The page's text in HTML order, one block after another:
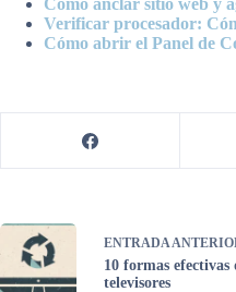
Cómo anclar sitio web y
Verificar procesador:
Cómo abrir el Panel de
ENTRADA
10 formas
televisores